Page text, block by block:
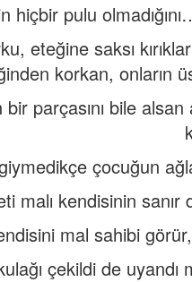
hiçbir pulu
eteğine saksı
korkan, onların
bir parçasını bile
çocuğun
malı kendisinin
mal sahibi görür,
çekildi de